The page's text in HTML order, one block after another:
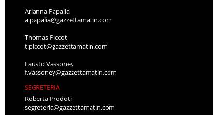
Arianna Papalia
a.papalia@gazzettamatin.com
Thomas Piccot
t.piccot@gazzettamatin.com
Fausto Vassoney
f.vassoney@gazzettamatin.com
SEGRETERIA
Roberta Prodoti
segreteria@gazzettamatin.com